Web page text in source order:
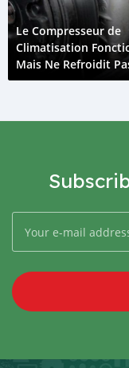
Le Compresseur de
Climatisation
Mais Ne Refroidit
Dépanner le